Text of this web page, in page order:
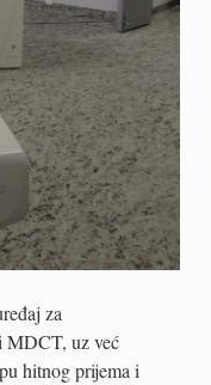
za
MDCT, uz već
hitnog prijema i